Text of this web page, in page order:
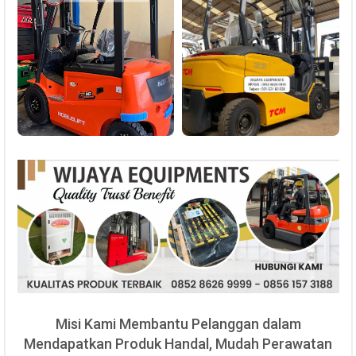
Misi Kami Membantu Pelanggan dalam
Mendapatkan Produk Handal, Mudah Perawatan